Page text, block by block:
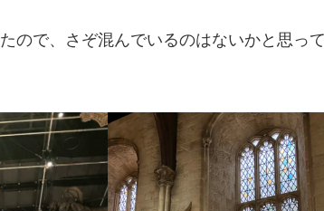
ので、さぞ混んでいるのはないかと思っ